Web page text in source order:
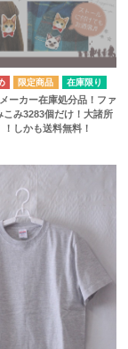
在庫限り
ーカー在庫処分品！ファ
こみ3283個だけ！大諸所
しかも送料無料！